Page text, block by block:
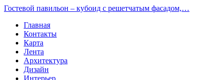
Гостевой павильон – кубоид с решетчатым фасадом,…
Главная
Контакты
Карта
Лента
Архитектура
Дизайн
Интерьер